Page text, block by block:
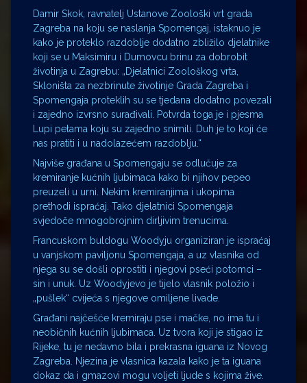
Damir Skok, ravnatelj Ustanove Zoološki vrt grada
Zagreba na koju se naslanja Spomengaj, istaknuo je
kako je proteklo razdoblje dodatno zbližilo djelatnike
koji se u Maksimiru i Dumovcu brinu za dobrobit
životinja u Zagrebu: „Djelatnici Zoološkog vrta,
Skloništa za nezbrinute životinje Grada Zagreba i
Spomengaja proteklih su se tjedana dodatno povezali
i zajedno izvrsno surađivali. Potvrda toga je i pjesma
Lupi petama koju su zajedno snimili. Duh je to koji će
nas pratiti i u nadolazećem razdoblju.“
Najviše građana u Spomengaju se odlučuje za
kremiranje kućnih ljubimaca kako bi njihov pepeo
preuzeli u urni. Nekim kremiranjima i ukopima
prethodi ispraćaj. Tako djelatnici Spomengaja
svjedoče mnogobrojnim dirljivim trenucima.
Francuskom buldogu Woodyju organiziran je ispraćaj
u vanjskom paviljonu Spomengaja, a uz vlasnika od
njega su se došli oprostiti i njegovi pseći potomci –
sin i unuk. Uz Woodyjevo je tijelo vlasnik položio i
„pušlek“ cvijeća s njegove omiljene livade.
Građani najčešće kremiraju pse i mačke, no ima tu i
neobičnih kućnih ljubimaca. Uz tvora koji je stigao iz
Rijeke, tu je nedavno bila i prekrasna iguana iz Novog
Zagreba. Njezina je vlasnica kazala kako je ta iguana
dokaz da i gmazovi mogu voljeti ljude s kojima žive.